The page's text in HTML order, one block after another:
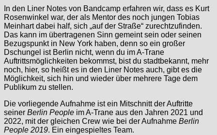
In den Liner Notes von Bandcamp erfahren wir, dass es Kurt
Rosenwinkel war, der als Mentor des noch jungen Tobias
Meinhart dabei half, sich „auf der Straße“ zurechtzufinden.
Das kann im übertragenen Sinn gemeint sein oder seinen
Bezugspunkt in New York haben, denn so ein großer
Dschungel ist Berlin nicht, wenn du im A-Trane
Auftrittsmöglichkeiten bekommst, bist du stadtbekannt, mehr
noch, hier, so heißt es in den Liner Notes auch, gibt es die
Möglichkeit, sich hin und wieder über mehrere Tage dem
Publikum zu stellen.
Die vorliegende Aufnahme ist ein Mitschnitt der Auftritte
seiner Berlin People im A-Trane aus den Jahren 2021 und
2022, mit der gleichen Crew wie bei der Aufnahme Berlin
People 2019. Ein eingespieltes Team.